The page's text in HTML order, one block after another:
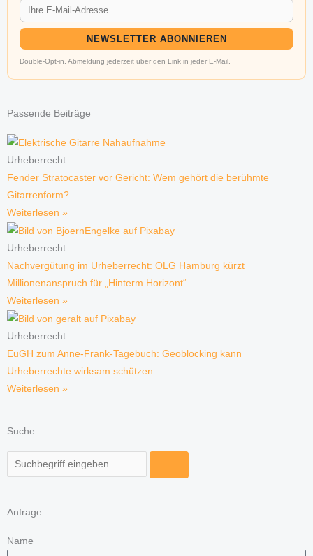
NEWSLETTER ABONNIEREN
Double-Opt-in. Abmeldung jederzeit über den Link in jeder E-Mail.
Passende Beiträge
Urheberrecht
Fender Stratocaster vor Gericht: Wem gehört die berühmte
Gitarrenform?
Weiterlesen »
Urheberrecht
Nachvergütung im Urheberrecht: OLG Hamburg kürzt
Millionenanspruch für „Hinterm Horizont“
Weiterlesen »
Urheberrecht
EuGH zum Anne-Frank-Tagebuch: Geoblocking kann
Urheberrechte wirksam schützen
Weiterlesen »
Suche
Suche
Anfrage
Name